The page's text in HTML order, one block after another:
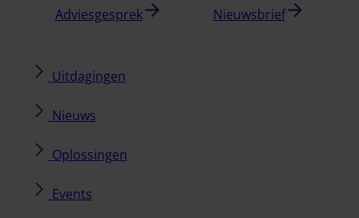
Adviesgesprek Nieuwsbrief
Uitdagingen
Nieuws
Oplossingen
Events